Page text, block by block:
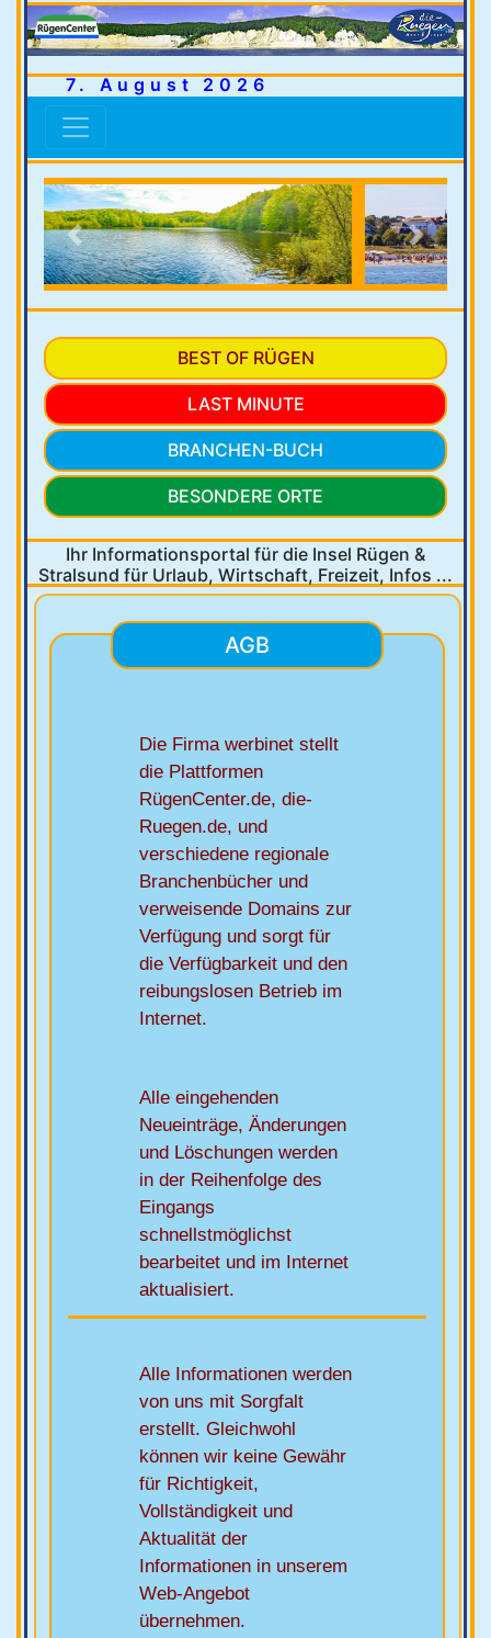
7. August 2026
Previous Next
BEST OF RÜGEN
LAST MINUTE
BRANCHEN-BUCH
BESONDERE ORTE
Ihr Informationsportal für die Insel Rügen &
Stralsund für Urlaub, Wirtschaft, Freizeit, Infos ...
AGB
Die Firma werbinet stellt
die Plattformen
RügenCenter.de, die-
Ruegen.de, und
verschiedene regionale
Branchenbücher und
verweisende Domains zur
Verfügung und sorgt für
die Verfügbarkeit und den
reibungslosen Betrieb im
Internet.
Alle eingehenden
Neueinträge, Änderungen
und Löschungen werden
in der Reihenfolge des
Eingangs
schnellstmöglichst
bearbeitet und im Internet
aktualisiert.
Alle Informationen werden
von uns mit Sorgfalt
erstellt. Gleichwohl
können wir keine Gewähr
für Richtigkeit,
Vollständigkeit und
Aktualität der
Informationen in unserem
Web-Angebot
übernehmen.